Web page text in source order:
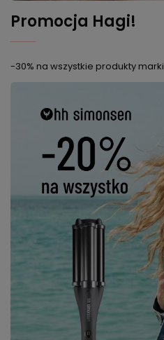
Promocja Hagi!
-30% na wszystkie produkty marki